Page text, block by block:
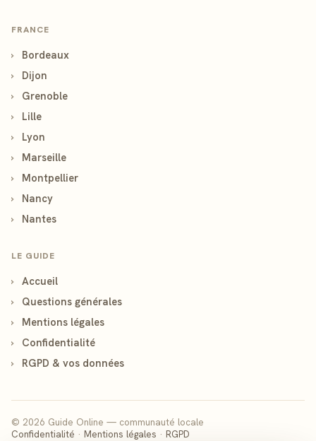
FRANCE
›
Bordeaux
›
Dijon
›
Grenoble
›
Lille
›
Lyon
›
Marseille
›
Montpellier
›
Nancy
›
Nantes
LE GUIDE
›
Accueil
›
Questions générales
›
Mentions légales
›
Confidentialité
›
RGPD & vos données
© 2026 Guide Online — communauté locale
Confidentialité · Mentions légales · RGPD